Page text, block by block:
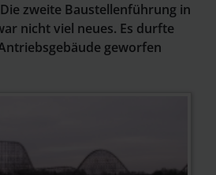
Die zweite Baustellenführung in
nicht viel neues. Es durfte
geworfen